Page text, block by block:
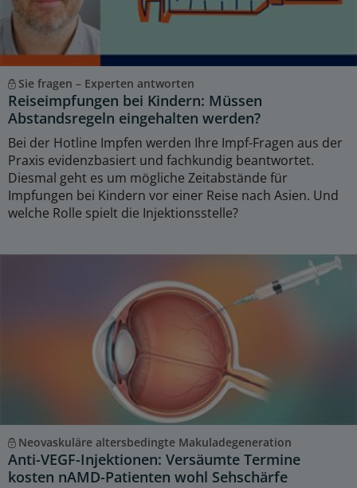
Sie fragen – Experten antworten
Reiseimpfungen bei Kindern: Müssen
Abstandsregeln eingehalten werden?
Bei der Hotline Impfen werden Ihre Impf-Fragen aus der
Praxis evidenzbasiert und fachkundig beantwortet.
Diesmal geht es um mögliche Zeitabstände für
Impfungen bei Kindern vor einer Reise nach Asien. Und
welche Rolle spielt die Injektionsstelle?
Neovaskuläre altersbedingte Makuladegeneration
Anti-VEGF-Injektionen: Versäumte Termine
kosten nAMD-Patienten wohl Sehschärfe